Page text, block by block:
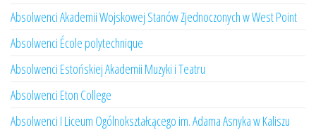
Absolwenci Akademii Wojskowej Stanów Zjednoczonych w West Point
Absolwenci École polytechnique
Absolwenci Estońskiej Akademii Muzyki i Teatru
Absolwenci Eton College
Absolwenci I Liceum Ogólnokształcącego im. Adama Asnyka w Kaliszu